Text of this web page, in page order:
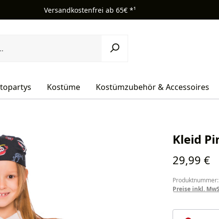
Versandkostenfrei ab 65€ *¹
Kostüme Kostümzubehör & Accessoires
Kleid
Regulärer
29,99 €
Preise inkl.